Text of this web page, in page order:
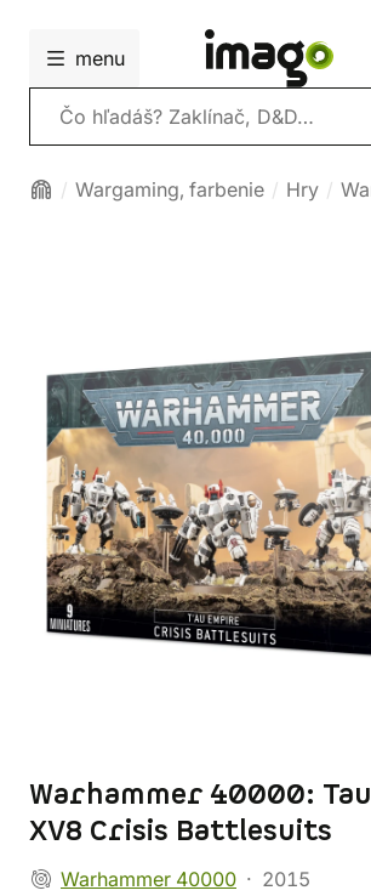
menu
Vyhľadávanie
Wargaming, farbenie Hry
Warhammer 40000:
XV8 Crisis Battlesuits
Warhammer 40000
2015